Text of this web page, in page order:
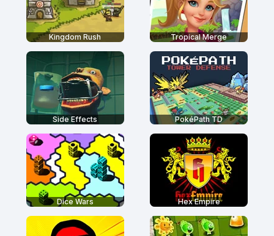
Kingdom Rush Tropical Merge
Side Effects PokéPath TD
Dice Wars Hex Empire